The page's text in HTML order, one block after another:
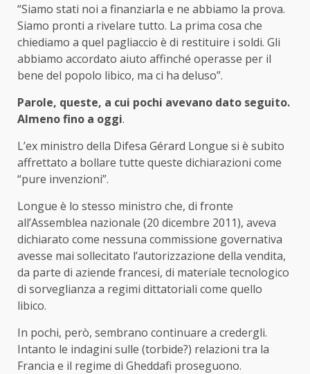
“Siamo stati noi a finanziarla e ne abbiamo la prova.
Siamo pronti a rivelare tutto. La prima cosa che
chiediamo a quel pagliaccio è di restituire i soldi. Gli
abbiamo accordato aiuto affinché operasse per il
bene del popolo libico, ma ci ha deluso”.
Parole, queste, a cui pochi avevano dato seguito.
Almeno fino a oggi.
L’ex ministro della Difesa Gérard Longue si è subito
affrettato a bollare tutte queste dichiarazioni come
“pure invenzioni”.
Longue è lo stesso ministro che, di fronte
all’Assemblea nazionale (20 dicembre 2011), aveva
dichiarato come nessuna commissione governativa
avesse mai sollecitato l’autorizzazione della vendita,
da parte di aziende francesi, di materiale tecnologico
di sorveglianza a regimi dittatoriali come quello
libico.
In pochi, però, sembrano continuare a credergli.
Intanto le indagini sulle (torbide?) relazioni tra la
Francia e il regime di Gheddafi proseguono.